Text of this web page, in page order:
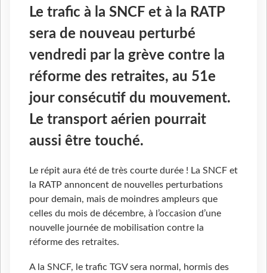
Le trafic à la SNCF et à la RATP
sera de nouveau perturbé
vendredi par la grève contre la
réforme des retraites, au 51e
jour consécutif du mouvement.
Le transport aérien pourrait
aussi être touché.
Le répit aura été de très courte durée ! La SNCF et
la RATP annoncent de nouvelles perturbations
pour demain, mais de moindres ampleurs que
celles du mois de décembre, à l’occasion d’une
nouvelle journée de mobilisation contre la
réforme des retraites.
A la SNCF, le trafic TGV sera normal, hormis des